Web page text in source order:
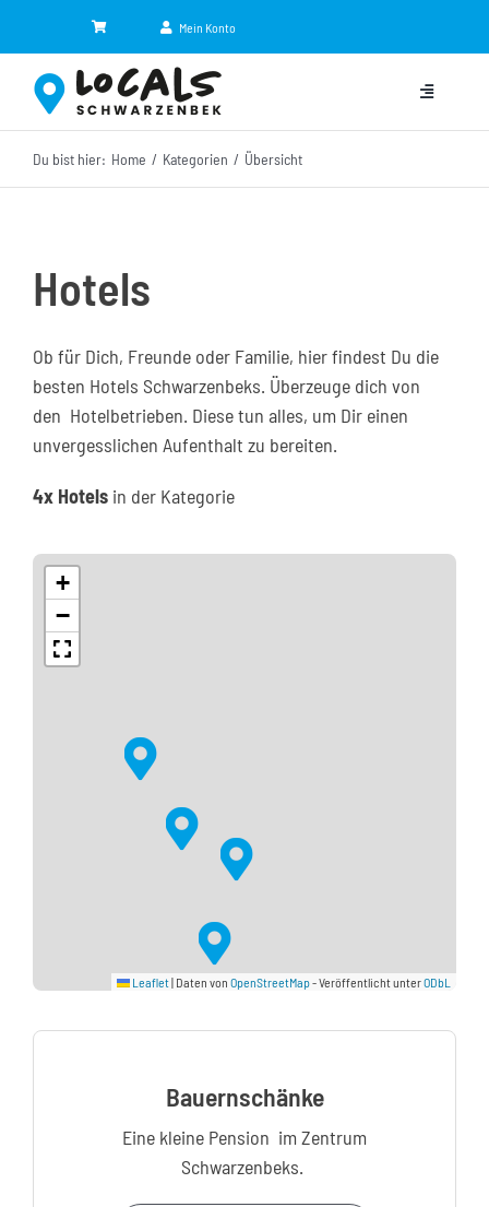
springen
Mein Konto
Toggle
Shop
News
Du bist hier: Home Kategorien Übersicht
Hotels
Ob für Dich, Freunde oder Familie, hier findest Du die
besten Hotels Schwarzenbeks. Überzeuge dich von
den Hotelbetrieben. Diese tun alles, um Dir einen
unvergesslichen Aufenthalt zu bereiten.
4x Hotelsin der Kategorie
+
−
Leaflet| Daten vonOpenStreetMap- Veröffentlicht unterODbL
Bauernschänke
Eine kleine Pension im Zentrum
Schwarzenbeks.